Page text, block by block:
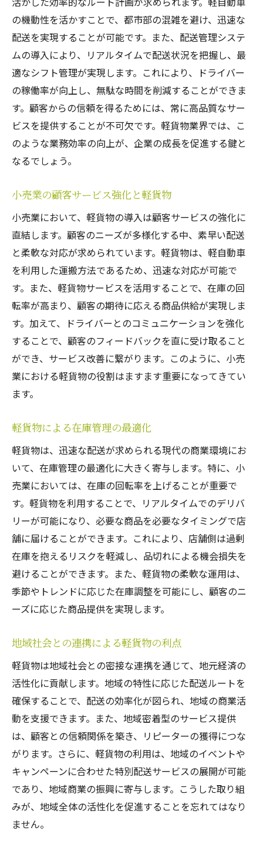
の機動性を活かすことで、都市部の混雑を避け、迅速な
配送を実現することが可能です。また、配送管理システ
ムの導入により、リアルタイムで配送状況を把握し、最
適なシフト管理が実現します。これにより、ドライバー
の稼働率が向上し、無駄な時間を削減することができま
す。顧客からの信頼を得るためには、常に高品質なサー
ビスを提供することが不可欠です。軽貨物業界では、こ
のような業務効率の向上が、企業の成長を促進する鍵と
なるでしょう。
小売業の顧客サービス強化と軽貨物
小売業において、軽貨物の導入は顧客サービスの強化に
直結します。顧客のニーズが多様化する中、素早い配送
と柔軟な対応が求められています。軽貨物は、軽自動車
を利用した運搬方法であるため、迅速な対応が可能で
す。また、軽貨物サービスを活用することで、在庫の回
転率が高まり、顧客の期待に応える商品供給が実現しま
す。加えて、ドライバーとのコミュニケーションを強化
することで、顧客のフィードバックを直に受け取ること
ができ、サービス改善に繋がります。このように、小売
業における軽貨物の役割はますます重要になってきてい
ます。
軽貨物による在庫管理の最適化
軽貨物は、迅速な配送が求められる現代の商業環境にお
いて、在庫管理の最適化に大きく寄与します。特に、小
売業においては、在庫の回転率を上げることが重要で
す。軽貨物を利用することで、リアルタイムでのデリバ
リーが可能になり、必要な商品を必要なタイミングで店
舗に届けることができます。これにより、店舗側は過剰
在庫を抱えるリスクを軽減し、品切れによる機会損失を
避けることができます。また、軽貨物の柔軟な運用は、
季節やトレンドに応じた在庫調整を可能にし、顧客のニ
ーズに応じた商品提供を実現します。
地域社会との連携による軽貨物の利点
軽貨物は地域社会との密接な連携を通じて、地元経済の
活性化に貢献します。地域の特性に応じた配送ルートを
確保することで、配送の効率化が図られ、地域の商業活
動を支援できます。また、地域密着型のサービス提供
は、顧客との信頼関係を築き、リピーターの獲得につな
がります。さらに、軽貨物の利用は、地域のイベントや
キャンペーンに合わせた特別配送サービスの展開が可能
であり、地域商業の振興に寄与します。こうした取り組
みが、地域全体の活性化を促進することを忘れてはなり
ません。